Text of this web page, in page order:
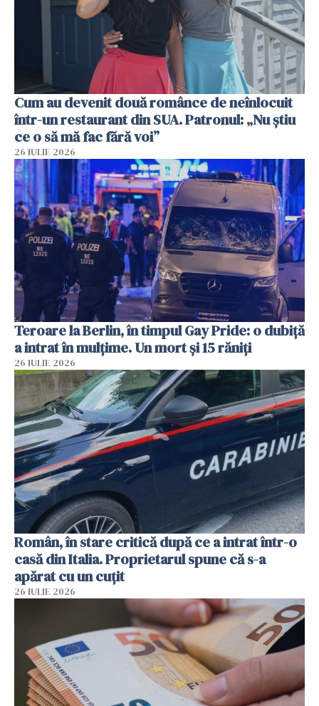
Cum au devenit două românce de neînlocuit
într-un restaurant din SUA. Patronul: „Nu știu
ce o să mă fac fără voi”
26 IULIE 2026
Teroare la Berlin, în timpul Gay Pride: o dubiță
a intrat în mulțime. Un mort și 15 răniți
26 IULIE 2026
Român, în stare critică după ce a intrat într-o
casă din Italia. Proprietarul spune că s-a
apărat cu un cuțit
26 IULIE 2026